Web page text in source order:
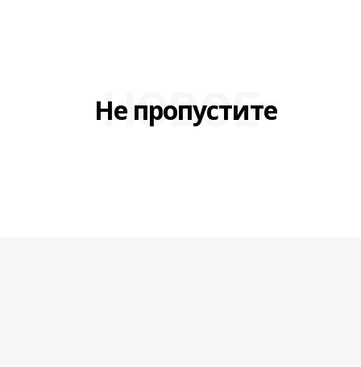
Не пропустите
НОВОЕ